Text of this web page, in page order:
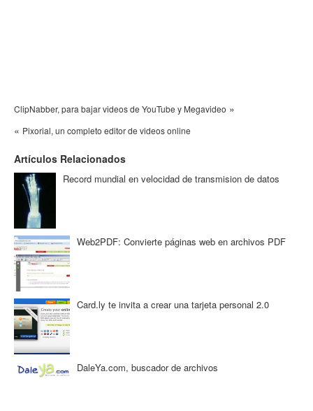
ClipNabber, para bajar videos de YouTube y Megavideo »
« Pixorial, un completo editor de videos online
Artículos Relacionados
Record mundial en velocidad de transmision de datos
Web2PDF: Convierte páginas web en archivos PDF
Card.ly te invita a crear una tarjeta personal 2.0
DaleYa.com, buscador de archivos